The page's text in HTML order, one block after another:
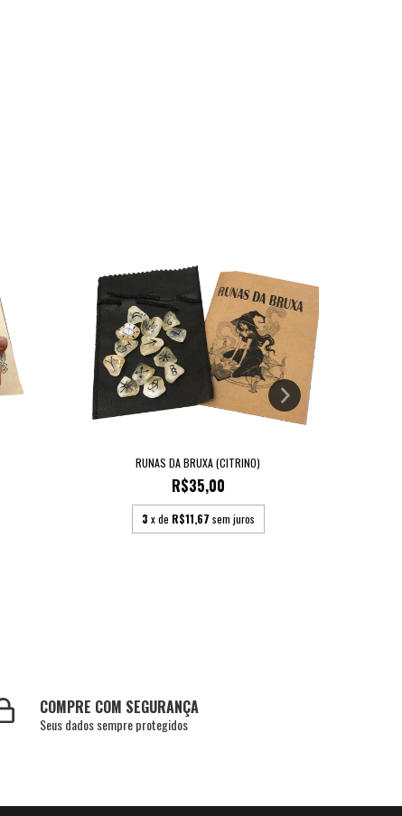
RUNAS DA BRUXA (CITRINO)
R$35,00
3 x de R$11,67 sem juros
COMPRE COM SEGURANÇA
Seus dados sempre protegidos